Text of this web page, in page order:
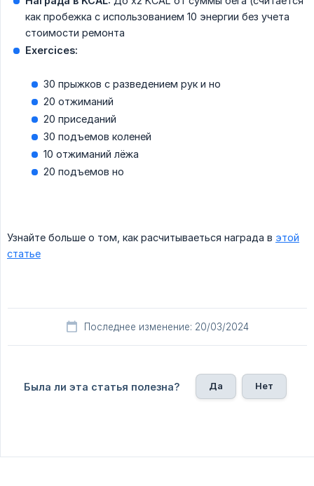
как пробежка с использованием 10 энергии без учета
стоимости ремонта
Exercices:
30 прыжков с разведением рук и но
20 отжиманий
20 приседаний
30 подъемов коленей
10 отжиманий лёжа
20 подъемов но
Узнайте больше о том, как расчитываеться награда в этой
статье
Последнее изменение: 20/03/2024
Была ли эта статья полезна? Да Нет